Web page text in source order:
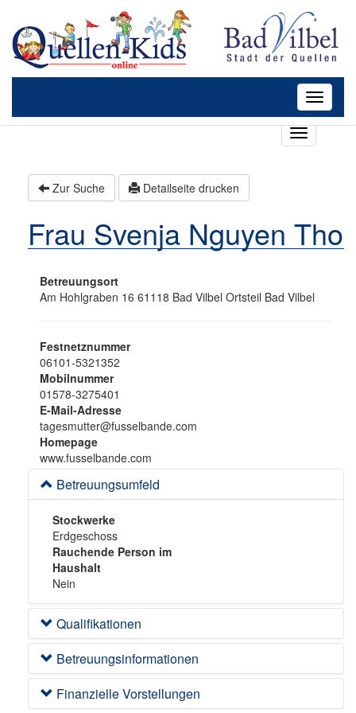
Toggle
Zur Suche Detailseite drucken
Frau Svenja Nguyen Tho
Betreuungsort
Am Hohlgraben 16 61118 Bad Vilbel Ortsteil Bad Vilbel
Festnetznummer
06101-5321352
Mobilnummer
01578-3275401
E-Mail-Adresse
tagesmutter@fusselbande.com
Homepage
www.fusselbande.com
Betreuungsumfeld
Stockwerke
Erdgeschoss
Rauchende Person im
Haushalt
Nein
Qualifikationen
Betreuungsinformationen
Finanzielle Vorstellungen
T
o
n
a
g